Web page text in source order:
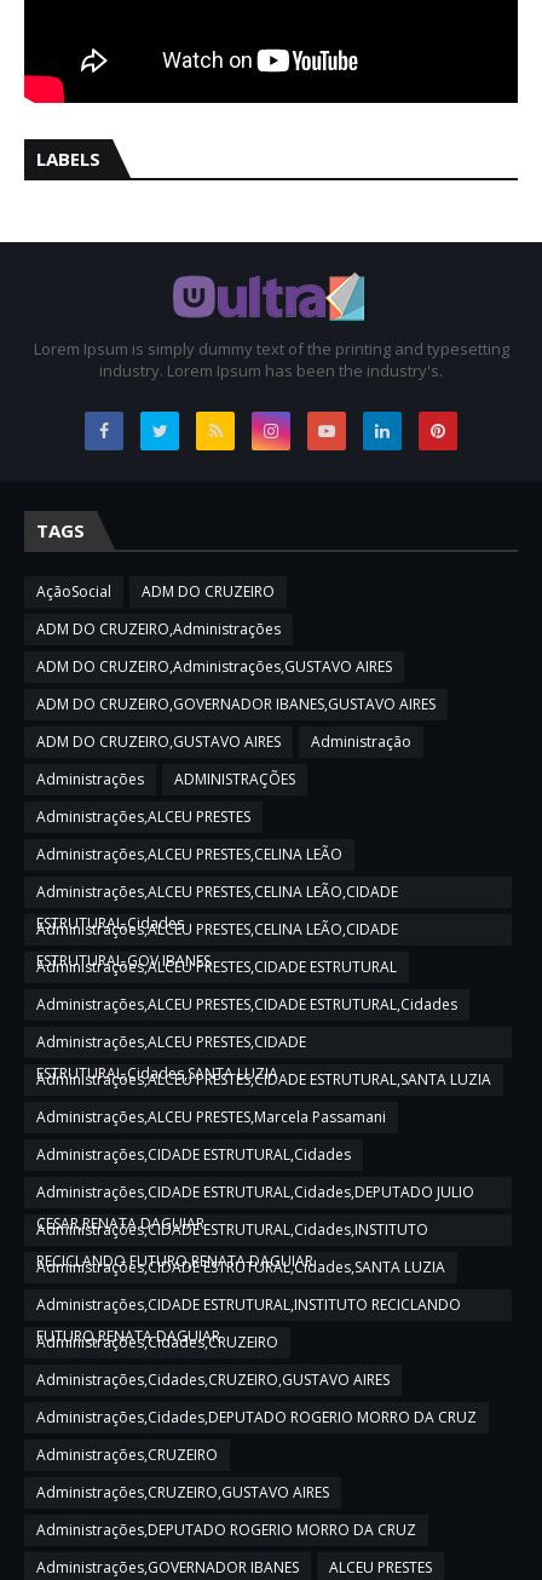
LABELS
Lorem Ipsum is simply dummy text of the printing and typesetting
industry. Lorem Ipsum has been the industry's.
TAGS
AçãoSocial
ADM DO CRUZEIRO
ADM DO CRUZEIRO,Administrações
ADM DO CRUZEIRO,Administrações,GUSTAVO AIRES
ADM DO CRUZEIRO,GOVERNADOR IBANES,GUSTAVO AIRES
ADM DO CRUZEIRO,GUSTAVO AIRES
Administração
Administrações
ADMINISTRAÇÕES
Administrações,ALCEU PRESTES
Administrações,ALCEU PRESTES,CELINA LEÃO
Administrações,ALCEU PRESTES,CELINA LEÃO,CIDADE
ESTRUTURAL,Cidades
Administrações,ALCEU PRESTES,CELINA LEÃO,CIDADE
ESTRUTURAL,GOV IBANES
Administrações,ALCEU PRESTES,CIDADE ESTRUTURAL
Administrações,ALCEU PRESTES,CIDADE ESTRUTURAL,Cidades
Administrações,ALCEU PRESTES,CIDADE
ESTRUTURAL,Cidades,SANTA LUZIA
Administrações,ALCEU PRESTES,CIDADE ESTRUTURAL,SANTA LUZIA
Administrações,ALCEU PRESTES,Marcela Passamani
Administrações,CIDADE ESTRUTURAL,Cidades
Administrações,CIDADE ESTRUTURAL,Cidades,DEPUTADO JULIO
CESAR,RENATA DAGUIAR
Administrações,CIDADE ESTRUTURAL,Cidades,INSTITUTO
RECICLANDO FUTURO,RENATA DAGUIAR
Administrações,CIDADE ESTRUTURAL,Cidades,SANTA LUZIA
Administrações,CIDADE ESTRUTURAL,INSTITUTO RECICLANDO
FUTURO,RENATA DAGUIAR
Administrações,Cidades,CRUZEIRO
Administrações,Cidades,CRUZEIRO,GUSTAVO AIRES
Administrações,Cidades,DEPUTADO ROGERIO MORRO DA CRUZ
Administrações,CRUZEIRO
Administrações,CRUZEIRO,GUSTAVO AIRES
Administrações,DEPUTADO ROGERIO MORRO DA CRUZ
Administrações,GOVERNADOR IBANES
ALCEU PRESTES